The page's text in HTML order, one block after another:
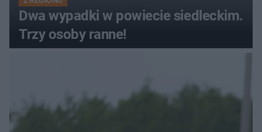
Dwa wypadki w powiecie siedleckim.
Trzy osoby ranne!